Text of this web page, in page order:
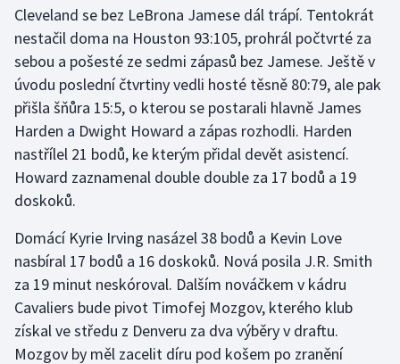
Triatlon
Veslování
Vodní slalom
Volejbal
Ostatní
Cleveland se bez LeBrona Jamese dál trápí. Tentokrát
nestačil doma na Houston 93:105, prohrál počtvrté za
sebou a pošesté ze sedmi zápasů bez Jamese. Ještě v
úvodu poslední čtvrtiny vedli hosté těsně 80:79, ale pak
přišla šňůra 15:5, o kterou se postarali hlavně James
Harden a Dwight Howard a zápas rozhodli. Harden
nastřílel 21 bodů, ke kterým přidal devět asistencí.
Howard zaznamenal double double za 17 bodů a 19
doskoků.
Domácí Kyrie Irving nasázel 38 bodů a Kevin Love
nasbíral 17 bodů a 16 doskoků. Nová posila J.R. Smith
za 19 minut neskóroval. Dalším nováčkem v kádru
Cavaliers bude pivot Timofej Mozgov, kterého klub
získal ve středu z Denveru za dva výběry v draftu.
Mozgov by měl zacelit díru pod košem po zranění